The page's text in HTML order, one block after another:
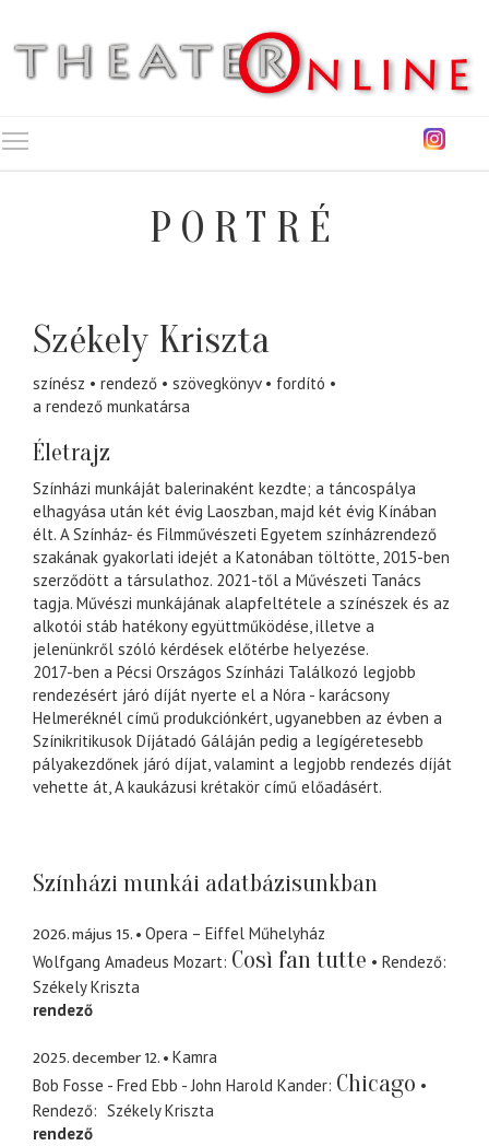
PORTRÉ
Székely Kriszta
színész rendező szövegkönyv
fordító
a rendező munkatársa
Életrajz
Színházi munkáját balerinaként kezdte; a táncospálya
elhagyása után két évig Laoszban, majd két évig Kínában
élt. A Színház- és Filmművészeti Egyetem színházrendező
szakának gyakorlati idejét a Katonában töltötte, 2015-ben
szerződött a társulathoz. 2021-től a Művészeti Tanács
tagja. Művészi munkájának alapfeltétele a színészek és az
alkotói stáb hatékony együttműködése, illetve a
jelenünkről szóló kérdések előtérbe helyezése.
2017-ben a Pécsi Országos Színházi Találkozó legjobb
rendezésért járó díját nyerte el a Nóra - karácsony
Helmeréknél című produkciónkért, ugyanebben az évben a
Színikritikusok Díjátadó Gáláján pedig a legígéretesebb
pályakezdőnek járó díjat, valamint a legjobb rendezés díját
vehette át, A kaukázusi krétakör című előadásért.
Színházi munkái adatbázisunkban
2026. május 15.
Opera – Eiffel Műhelyház
Wolfgang Amadeus Mozart Così fan tutte
Rendező
Székely Kriszta
rendező
2025. december 12.
Kamra
Bob Fosse - Fred Ebb - John Harold Kander Chicago
Rendező
Székely Kriszta
rendező